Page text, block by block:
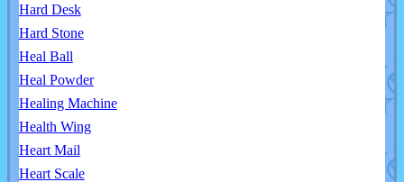
Hard Desk
Hard Stone
Heal Ball
Heal Powder
Healing Machine
Health Wing
Heart Mail
Heart Scale